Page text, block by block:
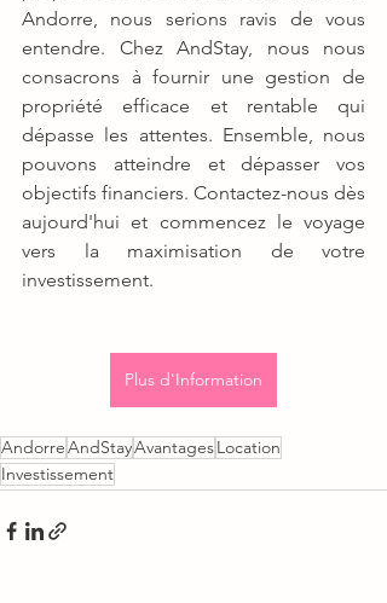
Andorre, nous serions ravis de vous
entendre. Chez AndStay, nous nous
consacrons à fournir une gestion de
propriété efficace et rentable qui
dépasse les attentes. Ensemble, nous
pouvons atteindre et dépasser vos
objectifs financiers. Contactez-nous dès
aujourd'hui et commencez le voyage
vers la maximisation de votre
investissement.
Plus d'Information
AndorreAndStayAvantagesLocation
Investissement